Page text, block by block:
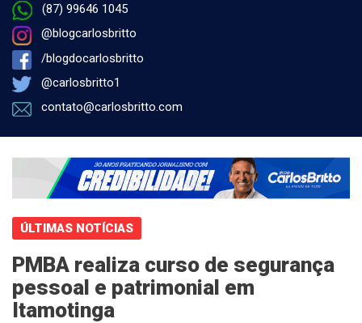
(87) 99646 1045
@blogcarlosbritto
/blogdocarlosbritto
@carlosbritto1
contato@carlosbritto.com
ÚLTIMAS NOTÍCIAS
PMBA realiza curso de segurança
pessoal e patrimonial em
Itamotinga